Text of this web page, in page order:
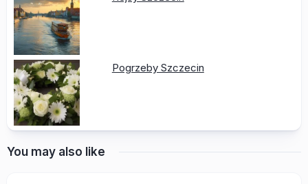
Pogrzeby Szczecin
You may also like